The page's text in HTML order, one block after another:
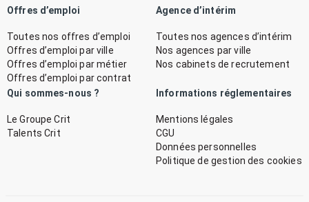
Offres d’emploi
Toutes nos offres d’emploi
Offres d’emploi par ville
Offres d’emploi par métier
Offres d’emploi par contrat
Agence d’intérim
Toutes nos agences d’intérim
Nos agences par ville
Nos cabinets de recrutement
Qui sommes-nous ?
Le Groupe Crit
Talents Crit
Informations réglementaires
Mentions légales
CGU
Données personnelles
Politique de gestion des cookies